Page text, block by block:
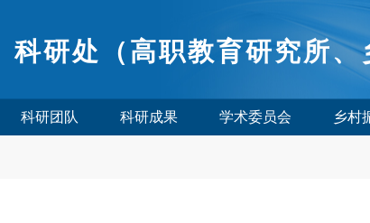
科研处（高职教育研究所、
科研团队 科研成果 学术委员会 乡村